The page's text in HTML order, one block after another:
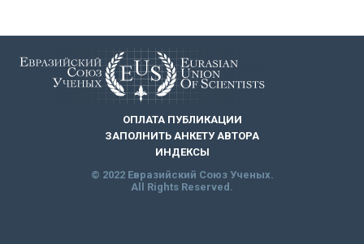
ОПЛАТА ПУБЛИКАЦИИ
ЗАПОЛНИТЬ АНКЕТУ АВТОРА
ИНДЕКСЫ
© 2022 Евразийский Союз Ученых.
All Rights Reserved.